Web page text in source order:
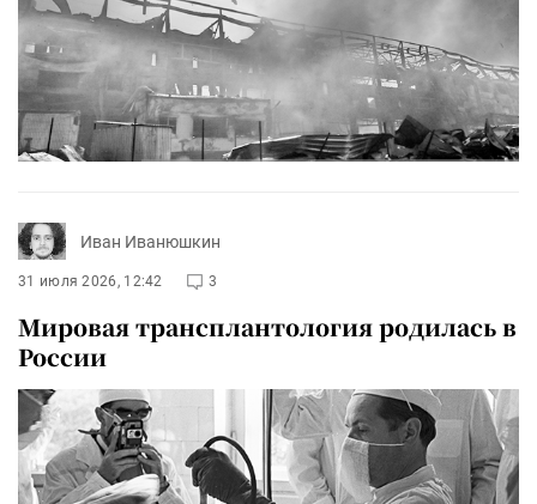
Иван Иванюшкин
31 июля 2026, 12:42 3
Мировая трансплантология родилась в
России